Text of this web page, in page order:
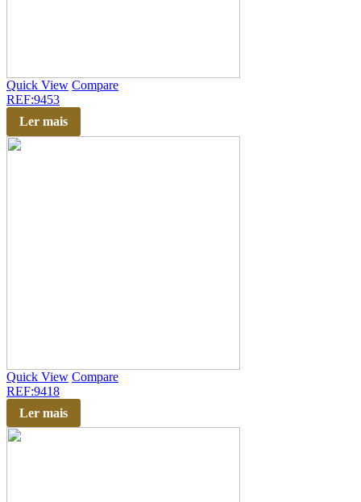
Quick View Compare
REF:9453
Ler mais
Quick View Compare
REF:9418
Ler mais